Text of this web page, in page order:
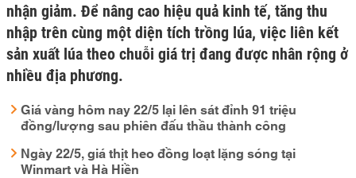
nhận giảm. Để nâng cao hiệu quả kinh tế, tăng thu
nhập trên cùng một diện tích trồng lúa, việc liên kết
sản xuất lúa theo chuỗi giá trị đang được nhân rộng ở
nhiều địa phương.
Giá vàng hôm nay 22/5 lại lên sát đỉnh 91 triệu
đồng/lượng sau phiên đấu thầu thành công
Ngày 22/5, giá thịt heo đồng loạt lặng sóng tại
Winmart và Hà Hiền